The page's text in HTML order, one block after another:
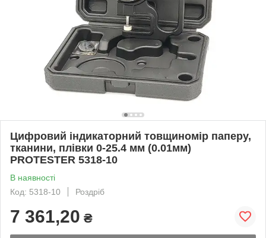
Цифровий індикаторний товщиномір паперу,
тканини, плівки 0-25.4 мм (0.01мм)
PROTESTER 5318-10
В наявності
Код: 5318-10
Роздріб
7 361,20 ₴